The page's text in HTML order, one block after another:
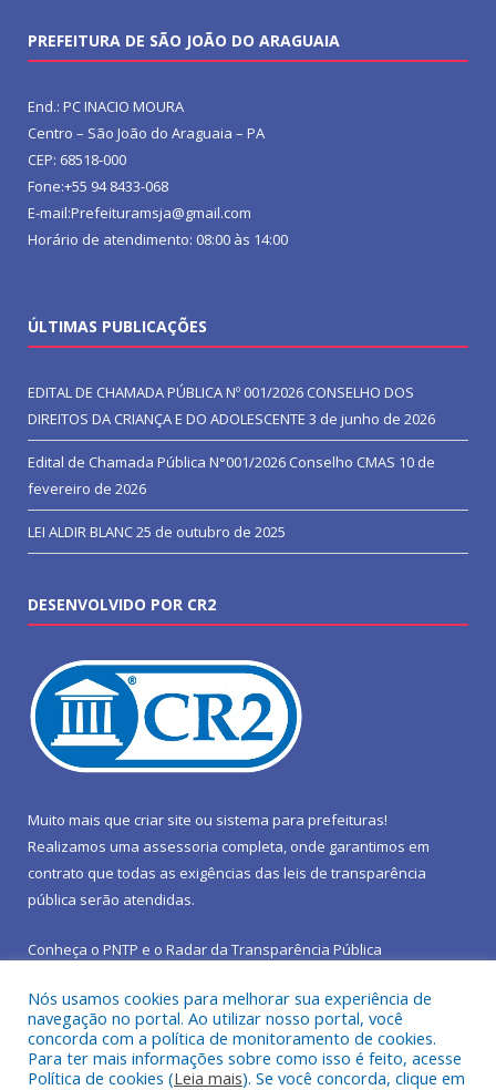
PREFEITURA DE SÃO JOÃO DO ARAGUAIA
End.: PC INACIO MOURA
Centro – São João do Araguaia – PA
CEP: 68518-000
Fone:+55 94 8433-068
E-mail:Prefeituramsja@gmail.com
Horário de atendimento: 08:00 às 14:00
ÚLTIMAS PUBLICAÇÕES
EDITAL DE CHAMADA PÚBLICA Nº 001/2026 CONSELHO DOS
DIREITOS DA CRIANÇA E DO ADOLESCENTE 3 de junho de 2026
Edital de Chamada Pública N°001/2026 Conselho CMAS 10 de
fevereiro de 2026
LEI ALDIR BLANC25 de outubro de 2025
DESENVOLVIDO POR CR2
Muito mais que criar site ou sistema para prefeituras!
Realizamos uma assessoria completa, onde garantimos em
contrato que todas as exigências das leis de transparência
pública serão atendidas.
Conheça o PNTP e o Radar da Transparência Pública
Todos os direitos reservados a Prefeitura Municipal de São João
Nós usamos cookies para melhorar sua experiência de
navegação no portal. Ao utilizar nosso portal, você
concorda com a política de monitoramento de cookies.
Para ter mais informações sobre como isso é feito, acesse
Política de cookies (Leia mais). Se você concorda, clique em